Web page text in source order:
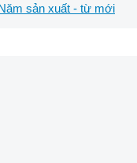
sản xuất - từ mới